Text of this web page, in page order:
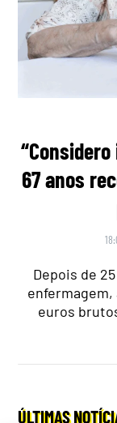
67 anos
Depois de
enfermagem,
euros
ÚLTIMAS